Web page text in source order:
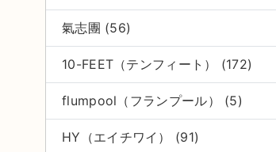
氣志團 (56)
10-FEET（テンフィート） (172)
flumpool（フランプール） (5)
HY（エイチワイ） (91)